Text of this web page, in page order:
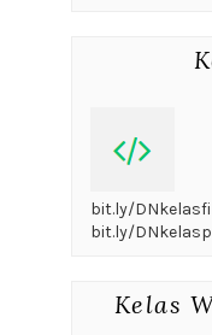
bit.ly/
bit.ly/
Kelas